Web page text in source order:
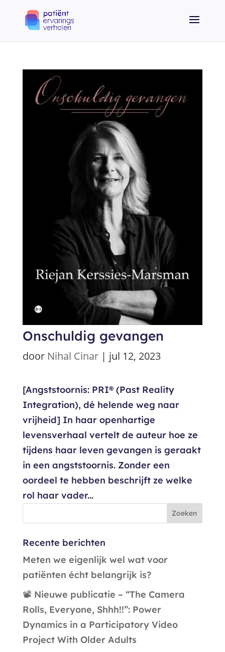
Onschuldig gevangen
door Nihal Cinar| jul 12, 2023
[Angststoornis: PRI® (Past Reality
Integration), dé helende weg naar
vrijheid] In haar openhartige
levensverhaal vertelt de auteur hoe ze
tijdens haar leven gevangen is geraakt
in een angststoornis. Zonder een
oordeel te hebben beschrijft ze welke
rol haar vader...
Recente berichten
Meten we eigenlijk wel wat voor
patiënten écht belangrijk is?
📽️ Nieuwe publicatie – “The Camera
Rolls, Everyone, Shhh!!”: Power
Dynamics in a Participatory Video
Project With Older Adults